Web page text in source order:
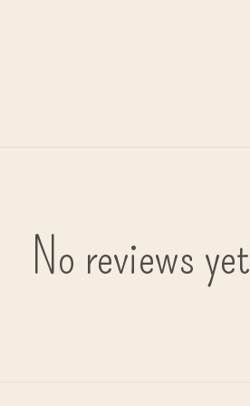
No reviews yet